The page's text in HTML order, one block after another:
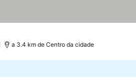
a 3.4 km de Centro da cidade